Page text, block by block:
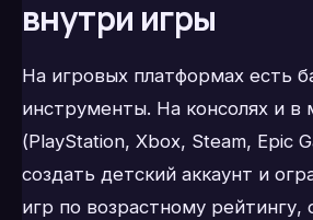
внутри игры
На игровых платформах есть
инструменты. На консолях и в
(PlayStation, Xbox, Steam, Epic
создать детский аккаунт и
игр по возрастному рейтингу,